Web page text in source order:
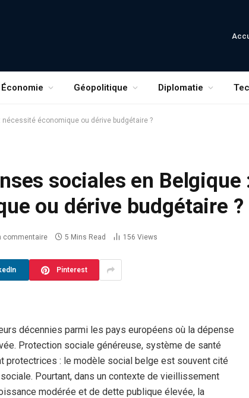
Économie Géopolitique Diplomatie
économique ou dérive budgétaire ?
sociales en Belgique
ou dérive budgétaire ?
commentaire 5 Mins Read 156 Views
Pinterest
décennies parmi les pays européens où la dépense
Protection sociale généreuse, système de santé
protectrices : le modèle social belge est souvent cité
Pourtant, dans un contexte de vieillissement
modérée et de dette publique élevée, la